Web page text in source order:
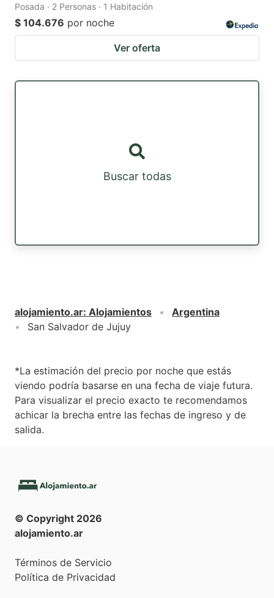
Posada · 2 Personas · 1 Habitación
$ 104.676 por noche
Ver oferta
Buscar todas
alojamiento.ar: Alojamientos
Argentina
San Salvador de Jujuy
*La estimación del precio por noche que estás
viendo podría basarse en una fecha de viaje futura.
Para visualizar el precio exacto te recomendamos
achicar la brecha entre las fechas de ingreso y de
salida.
© Copyright 2026
alojamiento.ar
Términos de Servicio
Política de Privacidad